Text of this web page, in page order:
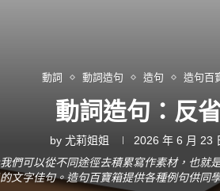
動詞 動詞造句 造句 造句百
動詞造句：反
by 尤莉姐姐
2026 年 6 月 23
們可以從不同途徑去積累寫作素材，也
文字佳句。造句百寶箱提供各種例句供同